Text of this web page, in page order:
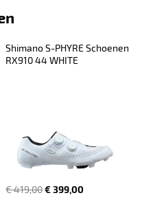
Shimano S-PHYRE Schoenen
RX910 44 WHITE
€ 419,00€ 399,00